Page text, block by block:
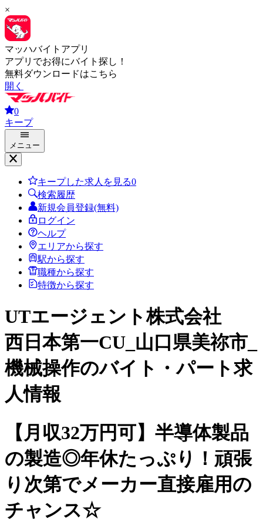
×
マッハバイトアプリ
アプリでお得にバイト探し！
無料ダウンロードはこちら
開く
0
キープ
メニュー
キープした求人を見る0
検索履歴
新規会員登録(無料)
ログイン
ヘルプ
エリアから探す
駅から探す
職種から探す
特徴から探す
UTエージェント株式会社
西日本第一CU_山口県美祢市_
機械操作のバイト・パート求
人情報
【月収32万円可】半導体製品
の製造◎年休たっぷり！頑張
り次第でメーカー直接雇用の
チャンス☆